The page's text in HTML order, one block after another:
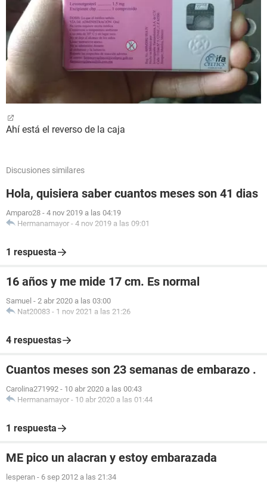
Ahí está el reverso de la caja
Discusiones similares
Hola, quisiera saber cuantos meses son 41 dias
Amparo28 - 4 nov 2019 a las 04:19
Hermanamayor - 4 nov 2019 a las 09:01
1 respuesta
16 años y me mide 17 cm. Es normal
Samuel - 2 abr 2020 a las 03:00
Nat20083 - 1 nov 2021 a las 21:26
4 respuestas
Cuantos meses son 23 semanas de embarazo .
Carolina271992 - 10 abr 2020 a las 00:43
Hermanamayor - 10 abr 2020 a las 01:44
1 respuesta
ME pico un alacran y estoy embarazada
lesperan - 6 sep 2012 a las 21:34